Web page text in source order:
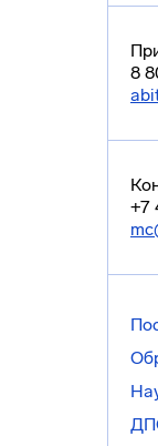
8
+7